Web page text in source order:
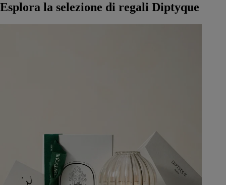
Esplora la selezione di regali Diptyque